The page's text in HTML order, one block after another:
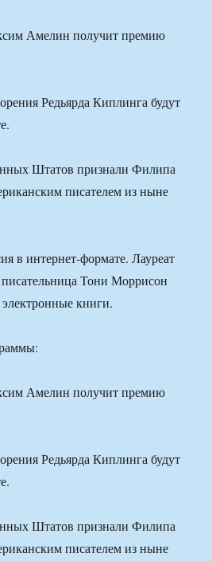
Амелин получит премию
Редьярда Киплинга будут
Штатов признали Филипа
писателем из ныне
в интернет-формате. Лауреат
Тони Моррисон
книги.
Амелин получит премию
Редьярда Киплинга будут
Штатов признали Филипа
писателем из ныне